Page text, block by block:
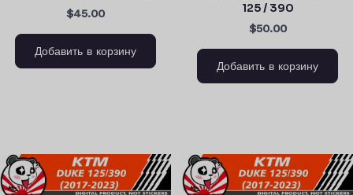
$45.00
Добавить в корзину
125 / 390
$50.00
Добавить в корзину